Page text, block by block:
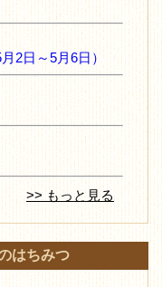
2日～5月6日）
>> もっと見る
はちみつ